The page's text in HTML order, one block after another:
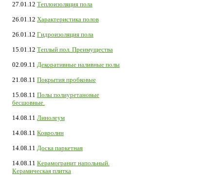
27.01.12 Теплоизоляция пола
26.01.12 Характеристика полов
26.01.12 Гидроизоляция пола
15.01.12 Теплый пол. Преимущества
02.09.11 Декоративные наливные полы
21.08.11 Покрытия пробковые
15.08.11 Полы полиуретановые
бесшовные.
14.08.11 Линолеум
14.08.11 Ковролин
14.08.11 Доска паркетная
14.08.11 Керамогранит напольный.
Керамическая плитка